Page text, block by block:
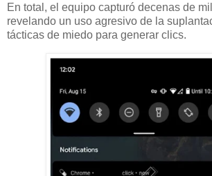
En total, el equipo capturó decenas de
revelando un uso agresivo de la
tácticas de miedo para generar clics.